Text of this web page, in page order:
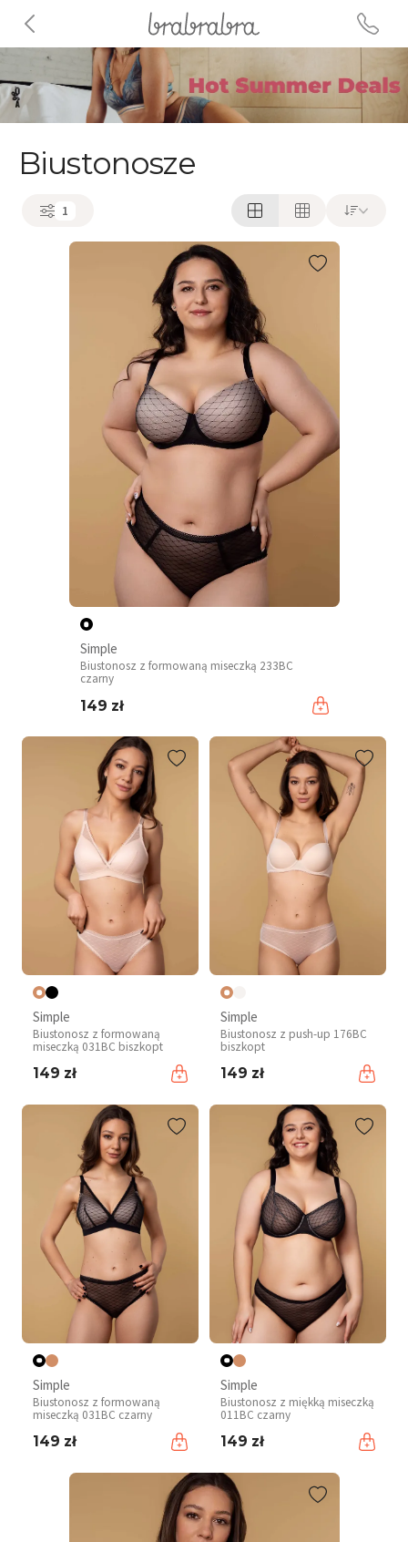
Biustonosze
1
Simple
Biustonosz z formowaną miseczką 233BC
czarny
149 zł
Simple
Biustonosz z formowaną
miseczką 031BC biszkopt
149 zł
Simple
Biustonosz z push-up 176BC
biszkopt
149 zł
Simple
Biustonosz z formowaną
miseczką 031BC czarny
149 zł
Simple
Biustonosz z miękką miseczką
011BC czarny
149 zł